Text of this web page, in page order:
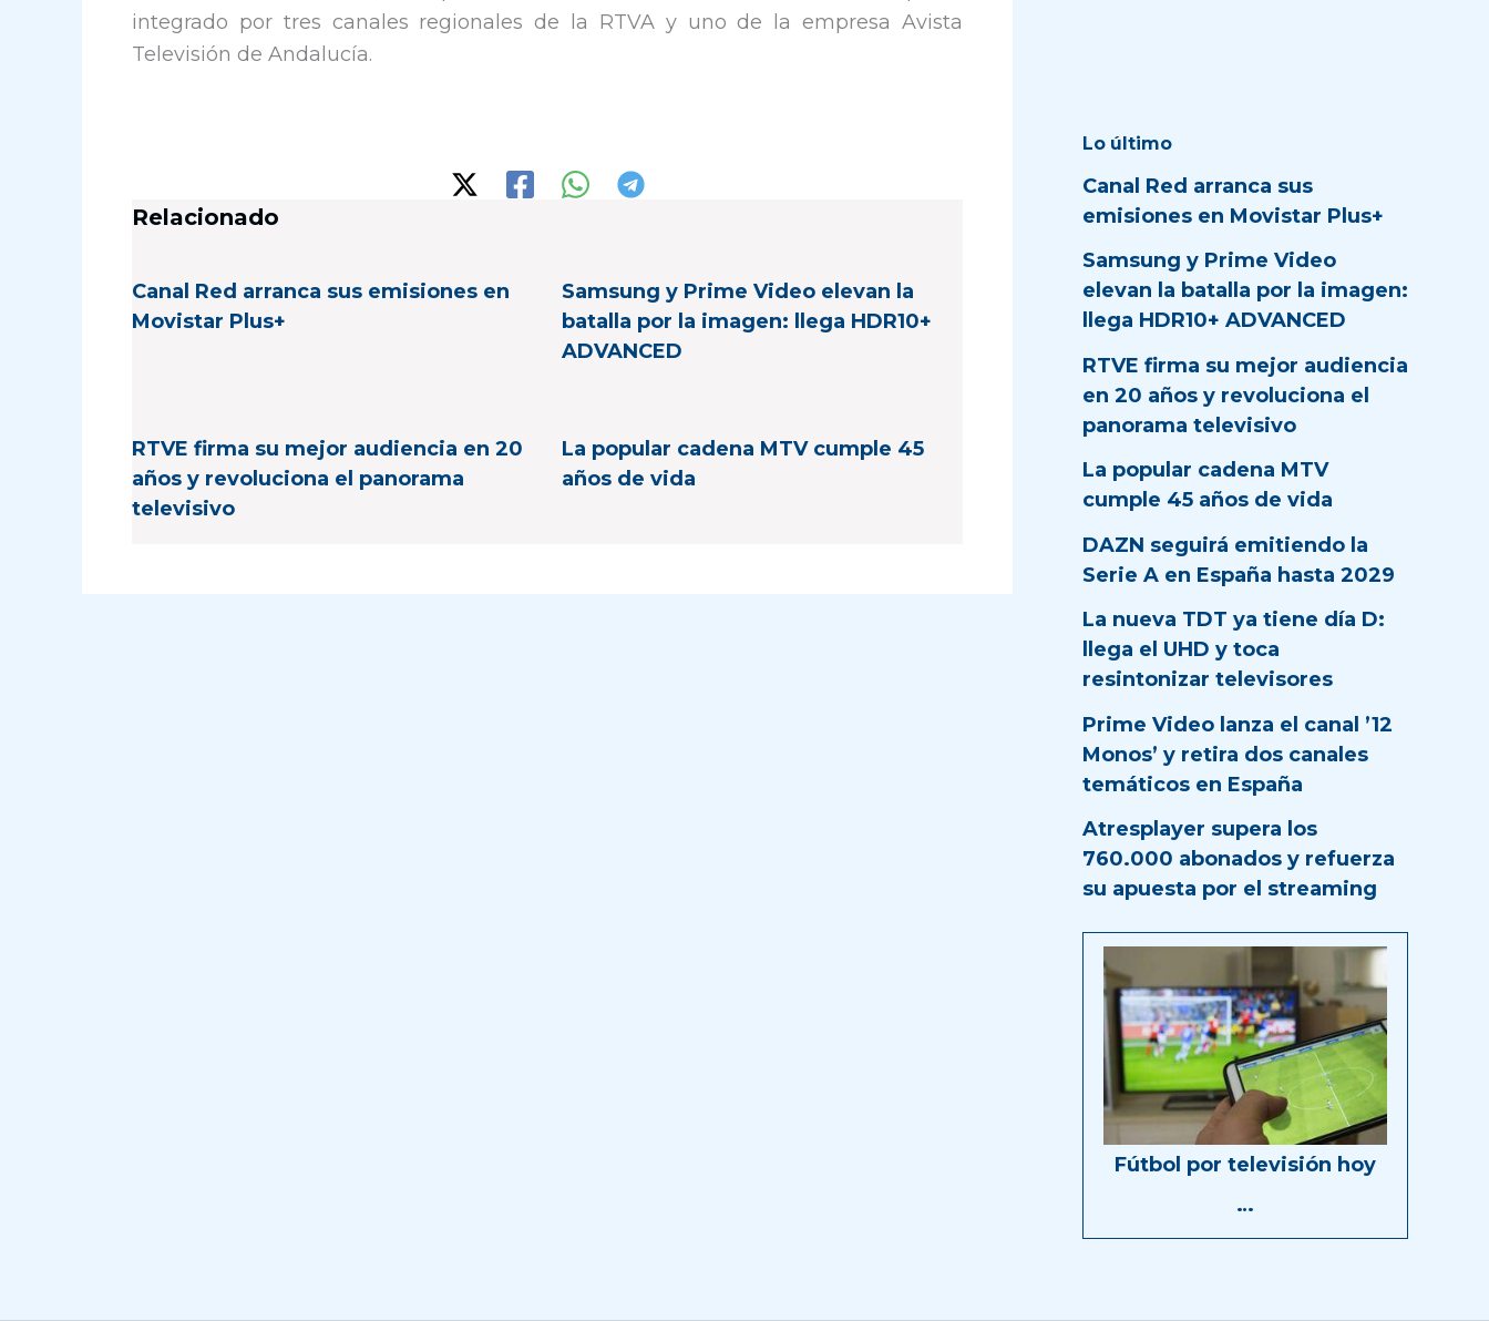
integrado por tres canales regionales de la RTVA y uno de la empresa Avista
Televisión de Andalucía.
Relacionado
Canal Red arranca sus emisiones en
Movistar Plus+
Samsung y Prime Video elevan la
batalla por la imagen: llega HDR10+
ADVANCED
RTVE firma su mejor audiencia en 20
años y revoluciona el panorama
televisivo
La popular cadena MTV cumple 45
años de vida
Lo último
Canal Red arranca sus
emisiones en Movistar Plus+
Samsung y Prime Video
elevan la batalla por la imagen:
llega HDR10+ ADVANCED
RTVE firma su mejor audiencia
en 20 años y revoluciona el
panorama televisivo
La popular cadena MTV
cumple 45 años de vida
DAZN seguirá emitiendo la
Serie A en España hasta 2029
La nueva TDT ya tiene día D:
llega el UHD y toca
resintonizar televisores
Prime Video lanza el canal ’12
Monos’ y retira dos canales
temáticos en España
Atresplayer supera los
760.000 abonados y refuerza
su apuesta por el streaming
Fútbol por televisión hoy
…